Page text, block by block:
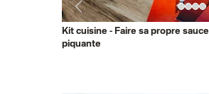
Kit cuisine - Faire sa propre sauce
piquante